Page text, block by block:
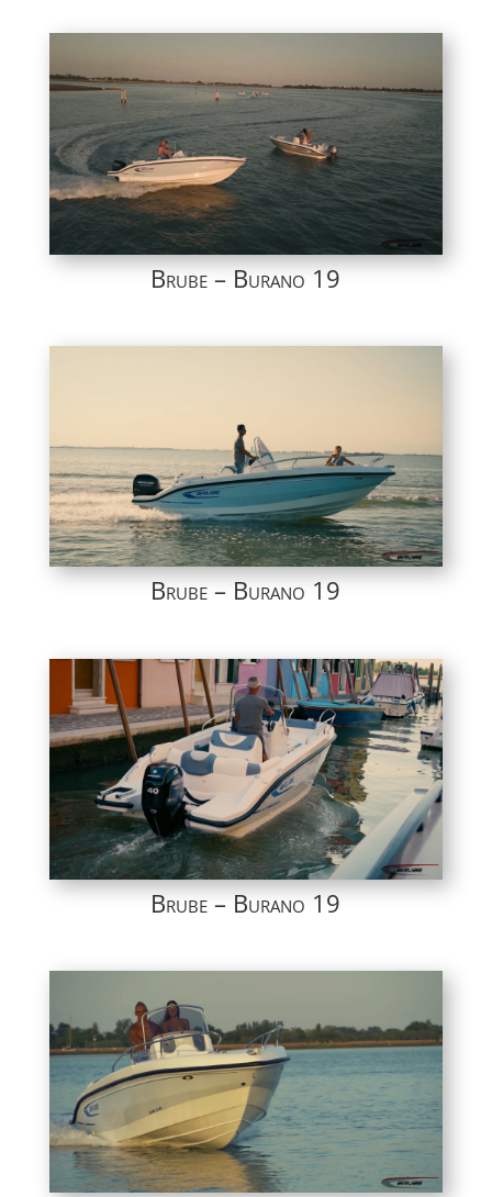
Brube – Burano 19
Brube – Burano 19
Brube – Burano 19